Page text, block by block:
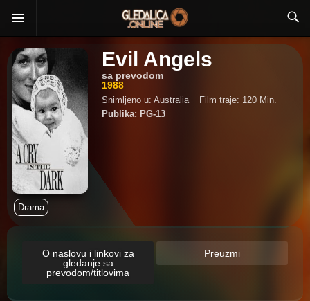
Evil Angels
sa prevodom
1988
Snimljeno u: Australia
Film traje: 120 Min.
Publika: PG-13
Drama
O naslovu i linkovi za
gledanje sa
prevodom/titlovima
Preuzmi